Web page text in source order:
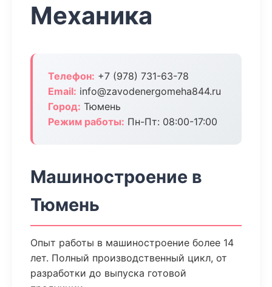
Механика
Телефон: +7 (978) 731-63-78
Email: info@zavodenergomeha844.ru
Город: Тюмень
Режим работы: Пн-Пт: 08:00-17:00
Машиностроение в
Тюмень
Опыт работы в машиностроение более 14
лет. Полный производственный цикл, от
разработки до выпуска готовой